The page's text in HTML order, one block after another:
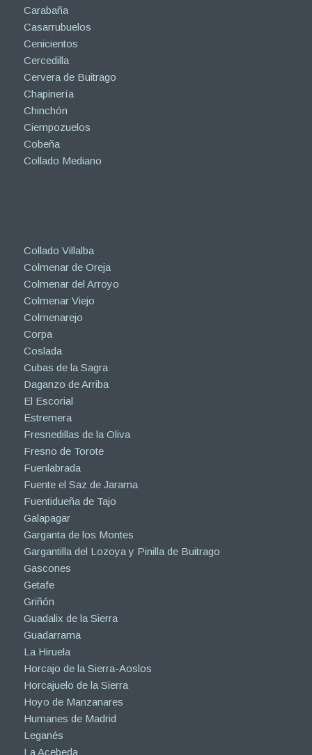
Carabaña
Casarrubuelos
Cenicientos
Cercedilla
Cervera de Buitrago
Chapinería
Chinchón
Ciempozuelos
Cobeña
Collado Mediano
Collado Villalba
Colmenar de Oreja
Colmenar del Arroyo
Colmenar Viejo
Colmenarejo
Corpa
Coslada
Cubas de la Sagra
Daganzo de Arriba
El Escorial
Estremera
Fresnedillas de la Oliva
Fresno de Torote
Fuenlabrada
Fuente el Saz de Jarama
Fuentidueña de Tajo
Galapagar
Garganta de los Montes
Gargantilla del Lozoya y Pinilla de Buitrago
Gascones
Getafe
Griñón
Guadalix de la Sierra
Guadarrama
La Hiruela
Horcajo de la Sierra-Aoslos
Horcajuelo de la Sierra
Hoyo de Manzanares
Humanes de Madrid
Leganés
La Acebeda